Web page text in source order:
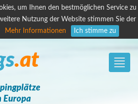
um Ihnen den bestmöglichen Service zu
Nutzung der Website stimmen Sie der
Mehr Informationen Ich stimme zu
Toggle
.at
Europa